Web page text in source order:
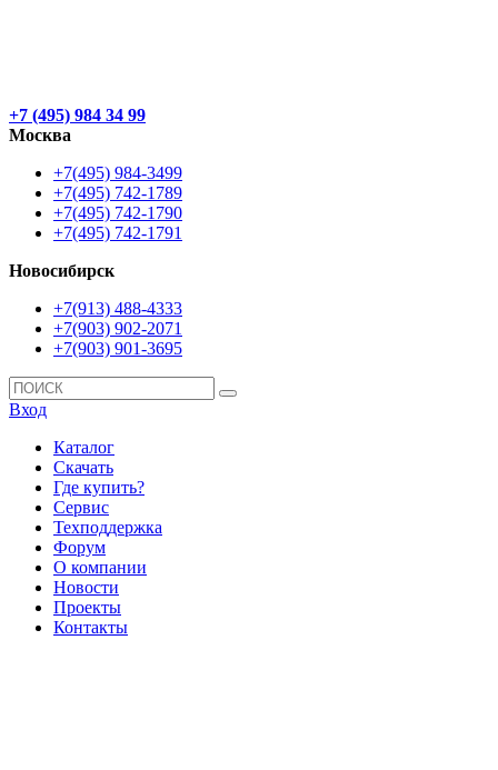
+7 (495) 984 34 99
Москва
+7(495) 984-3499
+7(495) 742-1789
+7(495) 742-1790
+7(495) 742-1791
Новосибирск
+7(913) 488-4333
+7(903) 902-2071
+7(903) 901-3695
Вход
Каталог
Скачать
Где купить?
Сервис
Техподдержка
Форум
О компании
Новости
Проекты
Контакты